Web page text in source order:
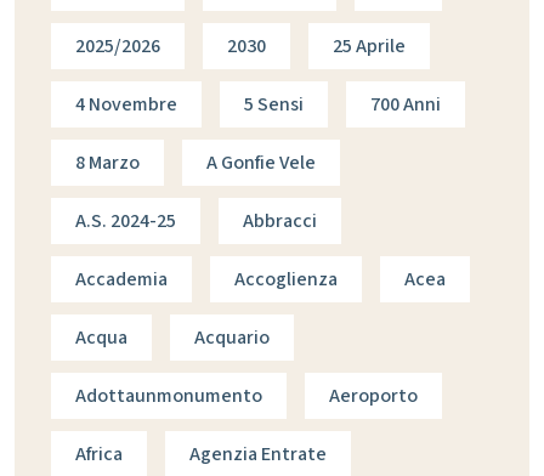
2025/2026 2030 25 Aprile
4 Novembre 5 Sensi 700 Anni
8 Marzo A Gonfie Vele
A.s. 2024-25 Abbracci
Accademia Accoglienza Acea
Acqua Acquario
Adottaunmonumento Aeroporto
Africa Agenzia Entrate